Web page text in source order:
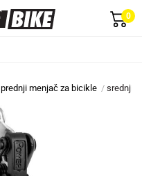
0
prednji menjač za bicikle srednji